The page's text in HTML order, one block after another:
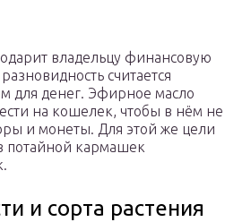
владельцу финансовую
считается
для денег. Эфирное масло
на кошелек, чтобы в нём не
и монеты. Для этой же цели
потайной кармашек
и сорта растения